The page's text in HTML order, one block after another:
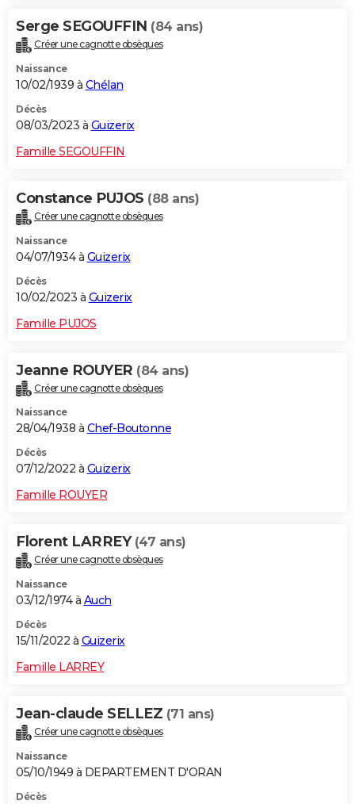
Serge SEGOUFFIN (84 ans)
Créer une cagnotte obsèques
Naissance
10/02/1939 à Chélan
Décès
08/03/2023 à Guizerix
Famille SEGOUFFIN
Constance PUJOS (88 ans)
Créer une cagnotte obsèques
Naissance
04/07/1934 à Guizerix
Décès
10/02/2023 à Guizerix
Famille PUJOS
Jeanne ROUYER (84 ans)
Créer une cagnotte obsèques
Naissance
28/04/1938 à Chef-Boutonne
Décès
07/12/2022 à Guizerix
Famille ROUYER
Florent LARREY (47 ans)
Créer une cagnotte obsèques
Naissance
03/12/1974 à Auch
Décès
15/11/2022 à Guizerix
Famille LARREY
Jean-claude SELLEZ (71 ans)
Créer une cagnotte obsèques
Naissance
05/10/1949 à DEPARTEMENT D'ORAN
Décès